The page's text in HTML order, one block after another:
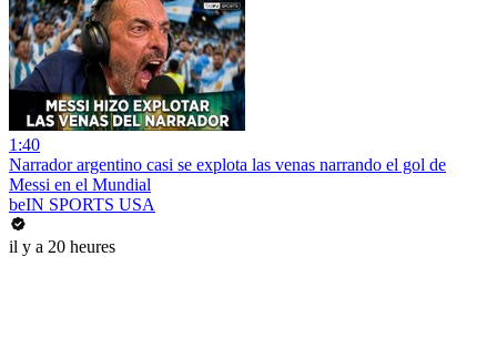
1:40
Narrador argentino casi se explota las venas narrando el gol de
Messi en el Mundial
beIN SPORTS USA
il y a 20 heures